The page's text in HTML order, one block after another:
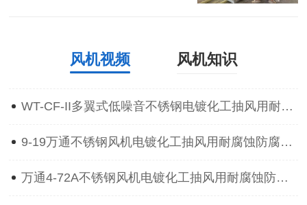
风机视频 风机知识
WT-CF-II多翼式低噪音不锈钢电镀化工抽风用耐腐蚀防腐离心通风机
9-19万通不锈钢风机电镀化工抽风用耐腐蚀防腐防爆离心通风机
万通4-72A不锈钢风机电镀化工抽风用耐腐蚀防腐防爆离心通风机